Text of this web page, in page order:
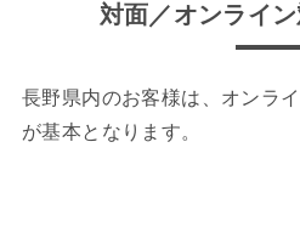
対面／オンライ
長野県内のお客様は、オンラ
が基本となります。